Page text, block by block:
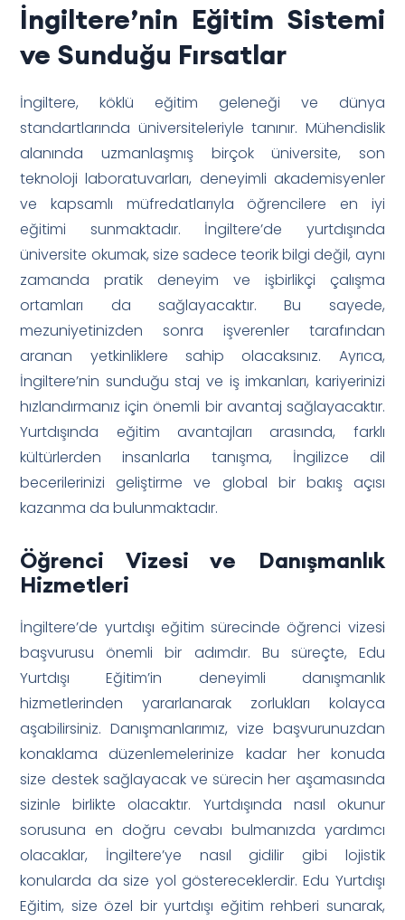
İngiltere’nin Eğitim Sistemi
ve Sunduğu Fırsatlar
İngiltere, köklü eğitim geleneği ve dünya
standartlarında üniversiteleriyle tanınır. Mühendislik
alanında uzmanlaşmış birçok üniversite, son
teknoloji laboratuvarları, deneyimli akademisyenler
ve kapsamlı müfredatlarıyla öğrencilere en iyi
eğitimi sunmaktadır. İngiltere’de yurtdışında
üniversite okumak, size sadece teorik bilgi değil, aynı
zamanda pratik deneyim ve işbirlikçi çalışma
ortamları da sağlayacaktır. Bu sayede,
mezuniyetinizden sonra işverenler tarafından
aranan yetkinliklere sahip olacaksınız. Ayrıca,
İngiltere’nin sunduğu staj ve iş imkanları, kariyerinizi
hızlandırmanız için önemli bir avantaj sağlayacaktır.
Yurtdışında eğitim avantajları arasında, farklı
kültürlerden insanlarla tanışma, İngilizce dil
becerilerinizi geliştirme ve global bir bakış açısı
kazanma da bulunmaktadır.
Öğrenci Vizesi ve Danışmanlık
Hizmetleri
İngiltere’de yurtdışı eğitim sürecinde öğrenci vizesi
başvurusu önemli bir adımdır. Bu süreçte, Edu
Yurtdışı Eğitim’in deneyimli danışmanlık
hizmetlerinden yararlanarak zorlukları kolayca
aşabilirsiniz. Danışmanlarımız, vize başvurunuzdan
konaklama düzenlemelerinize kadar her konuda
size destek sağlayacak ve sürecin her aşamasında
sizinle birlikte olacaktır. Yurtdışında nasıl okunur
sorusuna en doğru cevabı bulmanızda yardımcı
olacaklar, İngiltere’ye nasıl gidilir gibi lojistik
konularda da size yol göstereceklerdir. Edu Yurtdışı
Eğitim, size özel bir yurtdışı eğitim rehberi sunarak,